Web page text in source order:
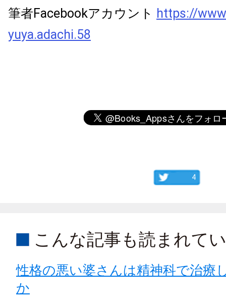
筆者Facebookアカウント https://
yuya.adachi.58
4
こんな記事も読まれて
性格の悪い婆さんは精神科で治療
か